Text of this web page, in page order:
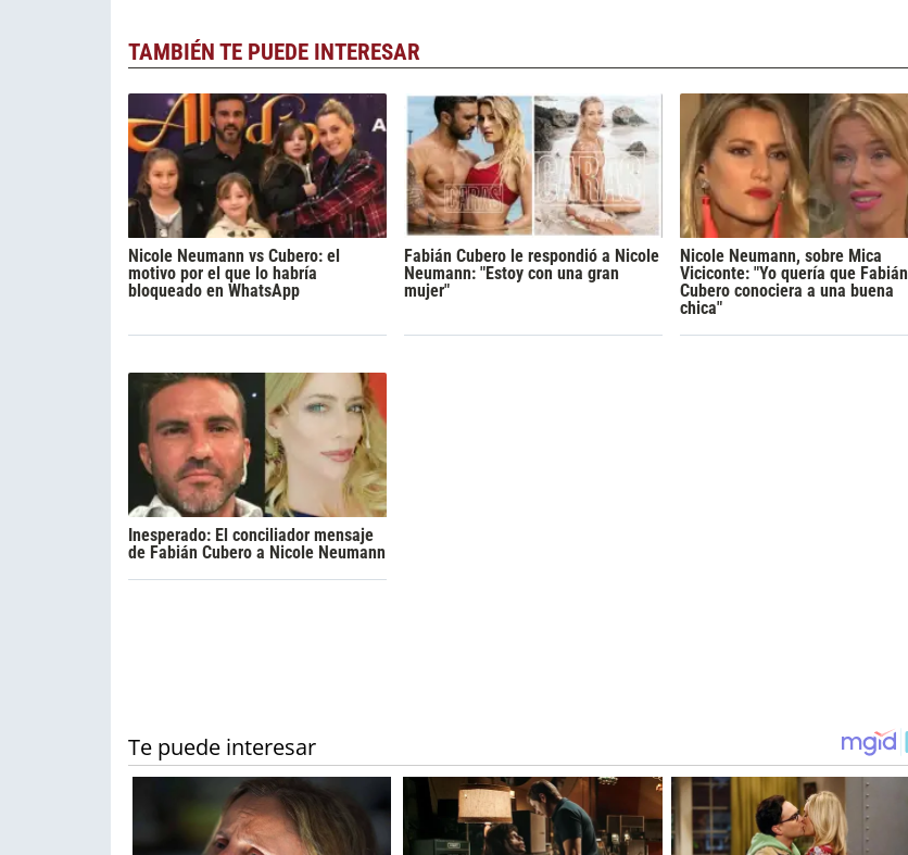
TAMBIÉN TE PUEDE INTERESAR
Nicole Neumann vs Cubero: el
motivo por el que lo habría
bloqueado en WhatsApp
Fabián Cubero le respondió a Nicole
Neumann: "Estoy con una gran
mujer"
Nicole Neumann, sobre Mica
Viciconte: "Yo quería que Fabián
Cubero conociera a una buena
chica"
Inesperado: El conciliador mensaje
de Fabián Cubero a Nicole Neumann